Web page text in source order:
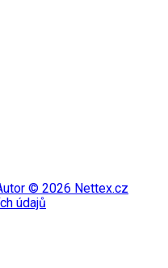
© 2026 Nettex.cz
údajů